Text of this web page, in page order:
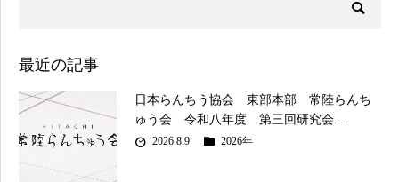
最近の記事
日本らんちう協会 東部本部 常陸らんち
ゅう会 令和八年度 第三回研究会…
2026.8.9 2026年